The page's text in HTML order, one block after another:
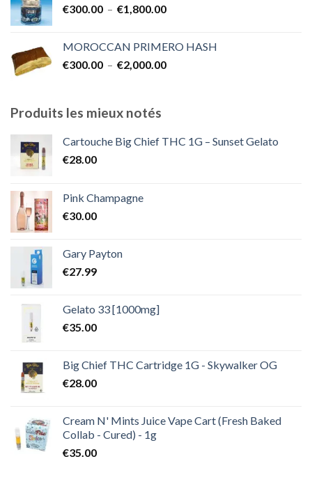
à
€300.00 – €1,800.00Plage
€300.00
à
MOROCCAN PRIMERO HASH
€300.00 – €2,000.00Plage
€2,000.00
Produits les mieux notés
Cartouche Big Chief THC 1G – Sunset Gelato
€28.00
Pink Champagne
€30.00
Gary Payton
€27.99
Gelato 33 [1000mg]
€35.00
Big Chief THC Cartridge 1G - Skywalker OG
€28.00
Cream N' Mints Juice Vape Cart (Fresh Baked
Collab - Cured) - 1g
€35.00